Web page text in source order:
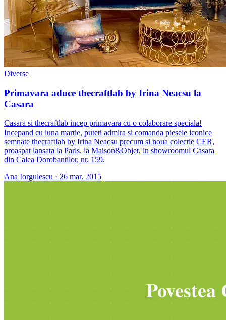
Diverse
Primavara aduce thecraftlab by Irina Neacsu la
Casara
Casara si thecraftlab incep primavara cu o colaborare speciala!
Incepand cu luna martie, puteti admira si comanda piesele iconice
semnate thecraftlab by Irina Neacsu precum si noua colectie CER,
proaspat lansata la Paris, la Maison&Objet, in showroomul Casara
din Calea Dorobantilor, nr. 159.
Ana Iorgulescu · 26 mar. 2015